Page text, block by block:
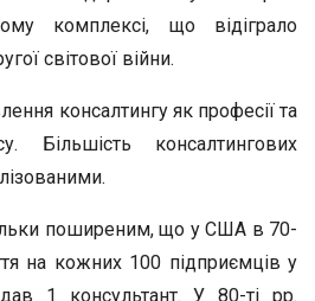
комплексі, що відіграло
світової війни.
консалтингу як професії та
Більшість консалтингових
поширеним, що у США в 70-
на кожних 100 підприємців у
1 консультант. У 80-ті рр.